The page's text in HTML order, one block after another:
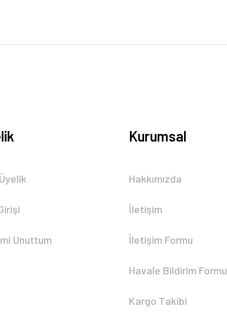
Unuttum
Kurumsal
Hakkımızda
İletişim
İletişim Formu
Havale Bildirim Formu
Kargo Takibi